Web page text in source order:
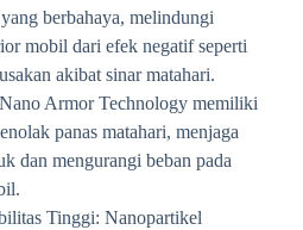
berbahaya, melindungi
mobil dari efek negatif seperti
akibat sinar matahari.
Armor Technology memiliki
panas matahari, menjaga
dan mengurangi beban pada
Tinggi: Nanopartikel